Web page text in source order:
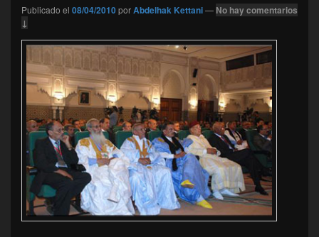
Publicado el 08/04/2010porAbdelhak Kettani— No hay comentarios
↓